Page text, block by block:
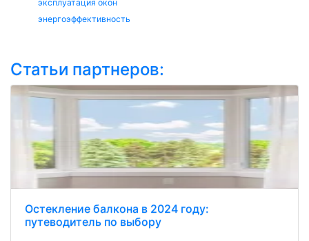
эксплуатация окон
энергоэффективность
Статьи партнеров:
Остекление балкона в 2024 году:
путеводитель по выбору